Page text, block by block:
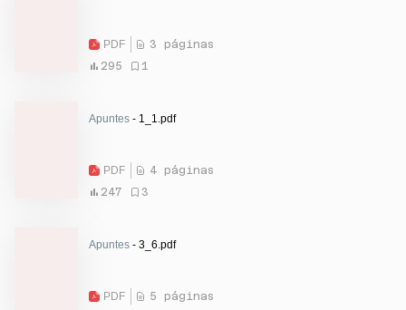
PDF
3 páginas
295
1
Apuntes - 1_1.pdf
PDF
4 páginas
247
3
Apuntes - 3_6.pdf
PDF
5 páginas